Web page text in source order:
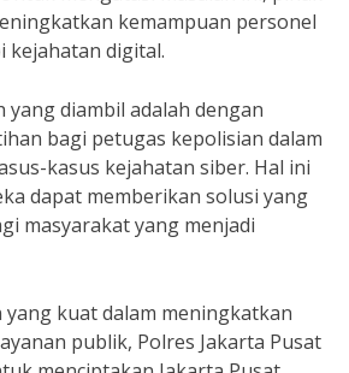
kemampuan personel
kejahatan digital.
yang diambil adalah dengan
bagi petugas kepolisian dalam
kasus kejahatan siber. Hal ini
dapat memberikan solusi yang
masyarakat yang menjadi
kuat dalam meningkatkan
publik, Polres Jakarta Pusat